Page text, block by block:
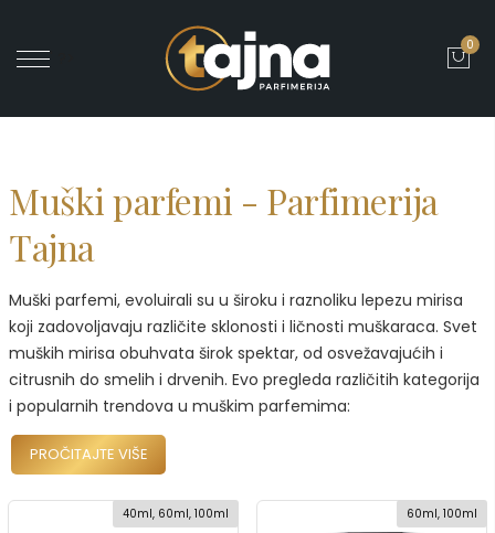
0
Muški parfemi - Parfimerija
Tajna
Muški parfemi, evoluirali su u široku i raznoliku lepezu mirisa
koji zadovoljavaju različite sklonosti i ličnosti muškaraca. Svet
muških mirisa obuhvata širok spektar, od osvežavajućih i
citrusnih do smelih i drvenih. Evo pregleda različitih kategorija
i popularnih trendova u muškim parfemima:
PROČITAJTE VIŠE
40ml, 60ml, 100ml 60ml, 100ml